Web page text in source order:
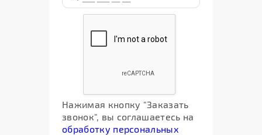
Нажимая кнопку "Заказать
звонок", вы соглашаетесь на
обработку персональных